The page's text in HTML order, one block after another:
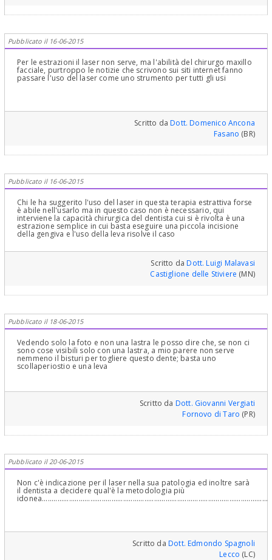
Pubblicato il 16-06-2015
Per le estrazioni il laser non serve, ma l'abilità del chirurgo maxillo
facciale, purtroppo le notizie che scrivono sui siti internet fanno
passare l'uso del laser come uno strumento per tutti gli usi
Scritto daDott. Domenico Ancona
Fasano (BR)
Pubblicato il 16-06-2015
Chi le ha suggerito l'uso del laser in questa terapia estrattiva forse
è abile nell'usarlo ma in questo caso non è necessario, qui
interviene la capacità chirurgica del dentista cui si è rivolta è una
estrazione semplice in cui basta eseguire una piccola incisione
della gengiva e l'uso della leva risolve il caso
Scritto daDott. Luigi Malavasi
Castiglione delle Stiviere (MN)
Pubblicato il 18-06-2015
Vedendo solo la foto e non una lastra le posso dire che, se non ci
sono cose visibili solo con una lastra, a mio parere non serve
nemmeno il bisturi per togliere questo dente; basta uno
scollaperiostio e una leva
Scritto da Dott. Giovanni Vergiati
Fornovo di Taro (PR)
Pubblicato il 20-06-2015
Non c'è indicazione per il laser nella sua patologia ed inoltre sarà
il dentista a decidere qual'è la metodologia più
Scritto daDott. Edmondo Spagnoli
Lecco (LC)